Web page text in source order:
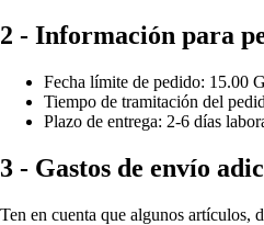
2 - Información para
Fecha límite de pedido: 15.00
Tiempo de tramitación del
Plazo de entrega: 2-6 días
3 - Gastos de envío
Ten en cuenta que algunos artículos,